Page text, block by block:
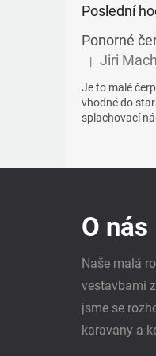
Poslední
Ponorné
Hodnocení
| Jiri
Je to malé
vhodné do
splachovací
O nás
Naše malá
vestavbami
jsme se
karavany a